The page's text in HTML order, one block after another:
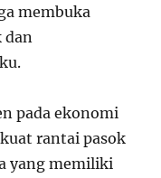
membuka
dan
pada ekonomi
rantai pasok
yang memiliki